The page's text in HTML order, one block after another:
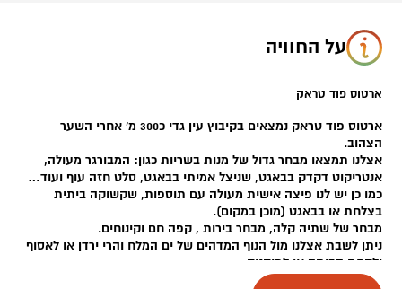
על החוויה
ארטוס פוד טראק
ארטוס פוד טראק נמצאים בקיבוץ עין גדי כ300 מ' אחרי השער
הצהוב.
אצלנו תמצאו מבחר גדול של מנות בשריות כגון: המבורגר מעולה,
אנטריקוט דקדק בבאגט, שניצל אמיתי בבאגט, סלט חזה עוף ועוד…
כמו כן יש לנו פיצה אישית מעולה עם תוספות, שקשוקה ביתית
בצלחת או בבאגט (מוכן במקום).
מבחר של שתיה קלה, מבחר בירות , קפה חם וקינוחים.
ניתן לשבת אצלנו מול הנוף המדהים של ים המלח והרי ירדן או לאסוף
ולקחת הביתה או לפיקניק.